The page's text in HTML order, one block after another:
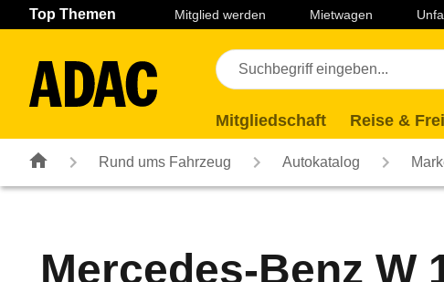
Navigation Seiteninhalt Fußzeile
Top Themen Mitglied werden Mietwagen
Mitgliedschaft Reise &
Rund ums Fahrzeug Autokatalog
Mercedes-Benz W